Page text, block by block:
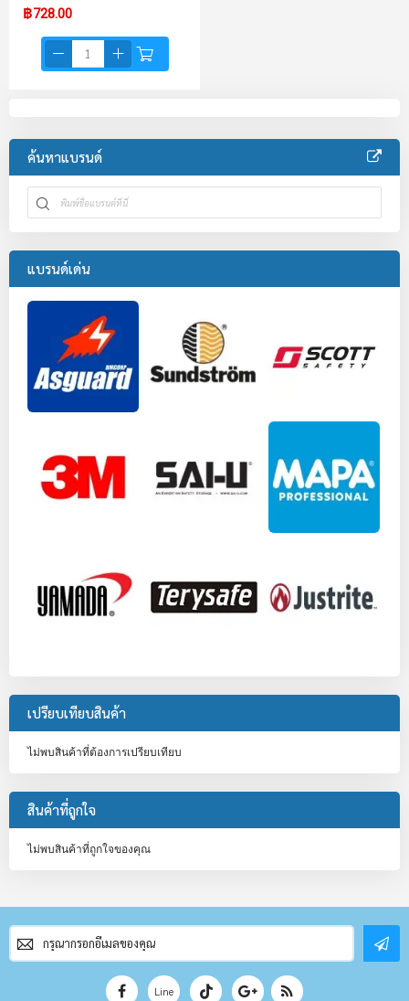
฿728.00
ค้นหาแบรนด์
แบรนด์เด่น
เปรียบเทียบสินค้า
ไม่พบสินค้าที่ต้องการเปรียบเทียบ
สินค้าที่ถูกใจ
ไม่พบสินค้าที่ถูกใจของคุณ
สมัคร
สมาชิก
จดหมาย
Line